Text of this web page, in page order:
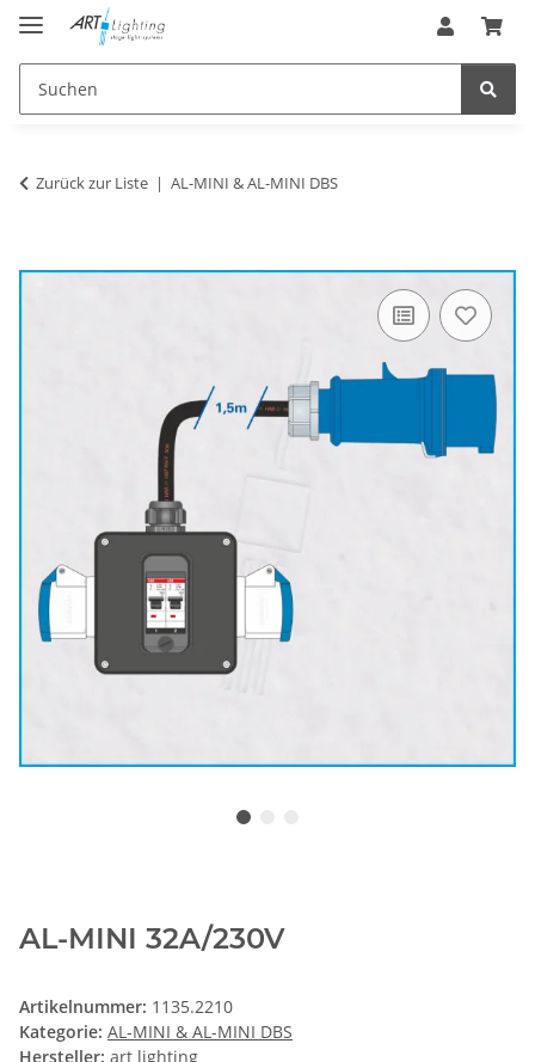
Zurück zur Liste AL-MINI & AL-MINI DBS
AL-MINI 32A/230V
Artikelnummer: 1135.2210
Kategorie: AL-MINI & AL-MINI DBS
Hersteller: art lighting